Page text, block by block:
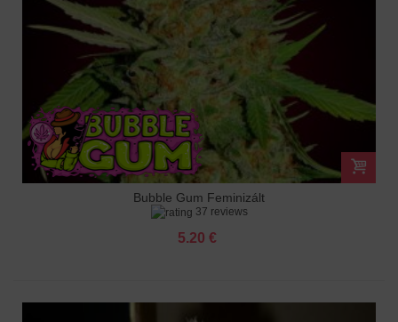
Bubble Gum Feminizált
37 reviews
5.20 €